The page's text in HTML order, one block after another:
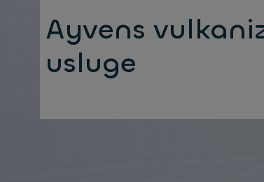
Ayvens
usluge